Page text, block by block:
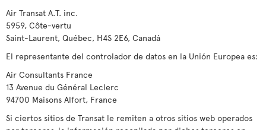
Air Transat A.T. inc.
5959, Côte-vertu
Saint-Laurent, Québec, H4S 2E6, Canadá
El representante del controlador de datos en la Unión Europea es:
Air Consultants France
13 Avenue du Général Leclerc
94700 Maisons Alfort, France
Si ciertos sitios de Transat le remiten a otros sitios web operados